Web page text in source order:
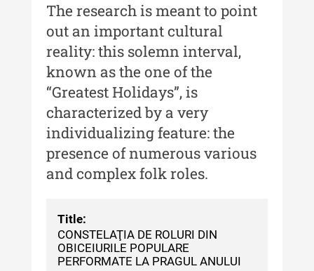
MediCult - Revista de mediere
culturală
MediCult - Revista de mediere
culturală IV (2025)
MediCult - Revista de mediere
culturală III (2024)
MediCult - Revista de mediere
culturală II (2023)
Indexul Complet
Acta Pangratia
The research is meant to point
out an important cultural
reality: this solemn interval,
known as the one of the
“Greatest Holidays”, is
characterized by a very
individualizing feature: the
presence of numerous various
and complex folk roles.
Title:
CONSTELAŢIA DE ROLURI DIN
OBICEIURILE POPULARE
PERFORMATE LA PRAGUL ANULUI